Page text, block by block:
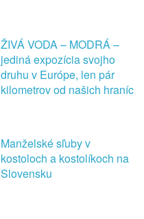
ŽIVÁ VODA – MODRÁ –
jediná expozícia svojho
druhu v Európe, len pár
kilometrov od našich hraníc
Manželské sľuby v
kostoloch a kostolíkoch na
Slovensku